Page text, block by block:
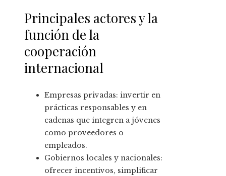
Principales actores y la
función de la
cooperación
internacional
Empresas privadas: invertir en
prácticas responsables y en
cadenas que integren a jóvenes
como proveedores o
empleados.
Gobiernos locales y nacionales:
ofrecer incentivos, simplificar